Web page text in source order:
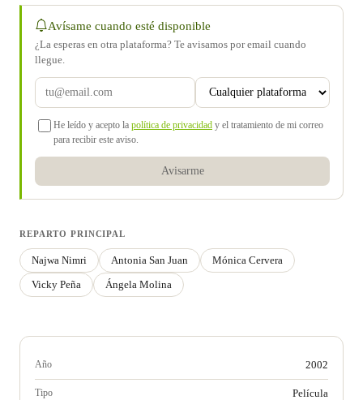
Avísame cuando esté disponible
¿La esperas en otra plataforma? Te avisamos por email cuando
llegue.
He leído y acepto la política de privacidad y el tratamiento de mi correo
para recibir este aviso.
Avisarme
REPARTO PRINCIPAL
Najwa Nimri Antonia San Juan
Mónica Cervera
Vicky Peña
Ángela Molina
Año 2002
Tipo Película